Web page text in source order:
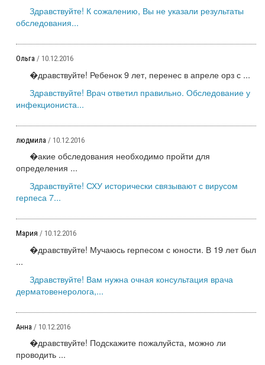
Здравствуйте! К сожалению, Вы не указали результаты
обследования...
Ольга / 10.12.2016
�дравствуйте! Ребенок 9 лет, перенес в апреле орз с ...
Здравствуйте! Врач ответил правильно. Обследование у
инфекциониста...
людмила / 10.12.2016
�акие обследования необходимо пройти для
определения ...
Здравствуйте! СХУ исторически связывают с вирусом
герпеса 7...
Мария / 10.12.2016
�дравствуйте! Мучаюсь герпесом с юности. В 19 лет был
...
Здравствуйте! Вам нужна очная консультация врача
дерматовенеролога,...
Анна / 10.12.2016
�дравствуйте! Подскажите пожалуйста, можно ли
проводить ...